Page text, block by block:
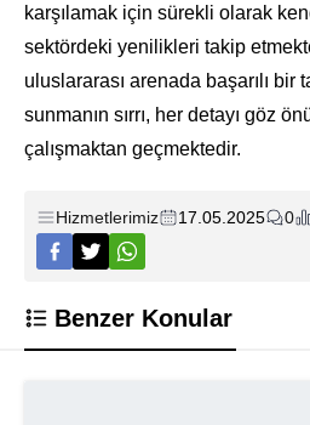
karşılamak için sürekli olarak
sektördeki yenilikleri takip
uluslararası arenada başarılı bir
sunmanın sırrı, her detayı göz
çalışmaktan geçmektedir.
Hizmetlerimiz 17.05.2025 0
Benzer Konular